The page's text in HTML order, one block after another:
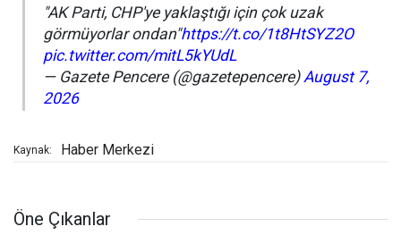
"AK Parti, CHP'ye yaklaştığı için çok uzak
görmüyorlar ondan"https://t.co/1t8HtSYZ2O
pic.twitter.com/mitL5kYUdL
— Gazete Pencere (@gazetepencere)August 7,
2026
Kaynak: Haber Merkezi
Öne Çıkanlar